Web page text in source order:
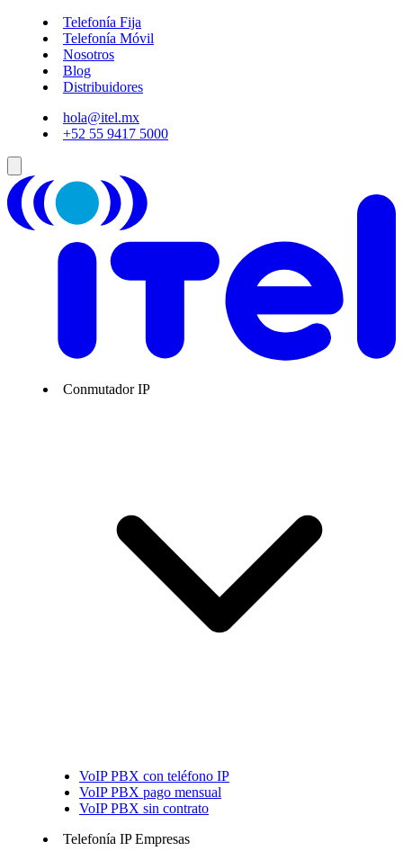
Telefonía Fija
Telefonía Móvil
Nosotros
Blog
Distribuidores
hola@itel.mx
+52 55 9417 5000
Conmutador IP
VoIP PBX con teléfono IP
VoIP PBX pago mensual
VoIP PBX sin contrato
Telefonía IP Empresas